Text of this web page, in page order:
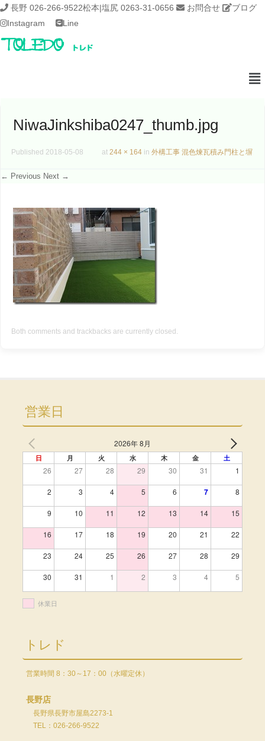
長野 026-266-9522松本|塩尻 0263-31-0656 お問合せ
ブログ
Instagram
Line
NiwaJinkshiba0247_thumb.jpg
Published 2018-05-08 at 244 × 164 in 外構工事 混色煉瓦積み門柱と塀
← Previous Next →
Both comments and trackbacks are currently closed.
営業日
2026年 8月
日 月 火 水 木 金 土
26 27 28 29 30 31 1
2 3 4 5 6 7 8
9 10 11 12 13 14 15
16 17 18 19 20 21 22
23 24 25 26 27 28 29
30 31 1 2 3 4 5
休業日
トレド
営業時間 8：30～17：00（水曜定休）
長野店
長野県長野市屋島2273-1
TEL：026-266-9522